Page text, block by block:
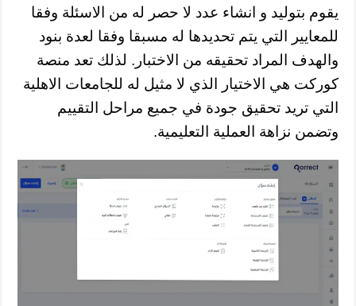
يقوم بتوليد و انشاء عدد لا حصر له من الاسئلة وفقا
للمعايير التي يتم تحديدها له مسبقا وفقا لعدة بنود
والهدف المراد تحقيقه من الاختبار. لذلك تعد منصة
كوركت هي الاختيار الذي لا مثيل له للجامعات الاهلية
التي تريد تحقيق جودة في جميع مراحل التقييم
وتضمن نزاهة العملية التعليمية.